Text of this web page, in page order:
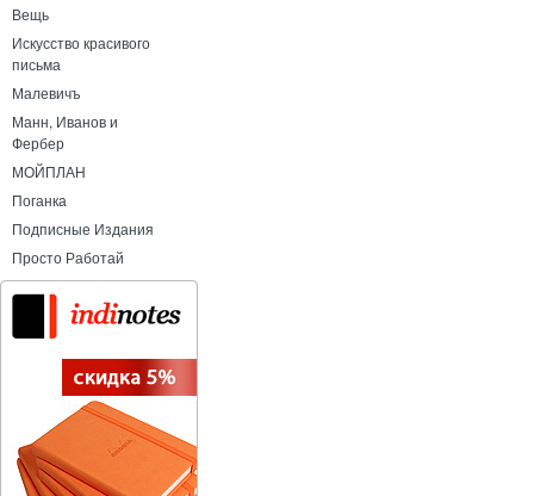
Вещь
Искусство красивого
письма
Малевичъ
Манн, Иванов и
Фербер
МОЙПЛАН
Поганка
Подписные Издания
Просто Работай